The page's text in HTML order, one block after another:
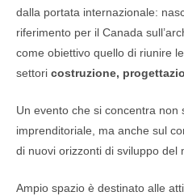
dalla portata internazionale:
riferimento per il Canada
come obiettivo quello di riunire
settori costruzione,
Un evento che si concentra non
imprenditoriale, ma anche sul
di nuovi orizzonti di sviluppo del
Ampio spazio è destinato alle